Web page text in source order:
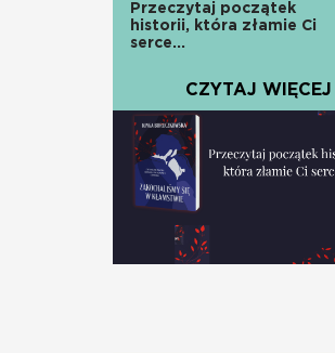
CZYTAJ WIĘCEJ
Przeczytaj początek
historii, która złamie Ci
serce...